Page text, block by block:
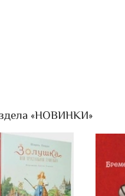
«НОВИНКИ»